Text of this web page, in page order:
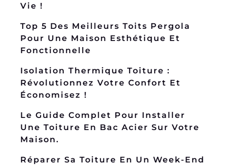
Vie !
Top 5 Des Meilleurs Toits Pergola
Pour Une Maison Esthétique Et
Fonctionnelle
Isolation Thermique Toiture :
Révolutionnez Votre Confort Et
Économisez !
Le Guide Complet Pour Installer
Une Toiture En Bac Acier Sur Votre
Maison.
Réparer Sa Toiture En Un Week-End